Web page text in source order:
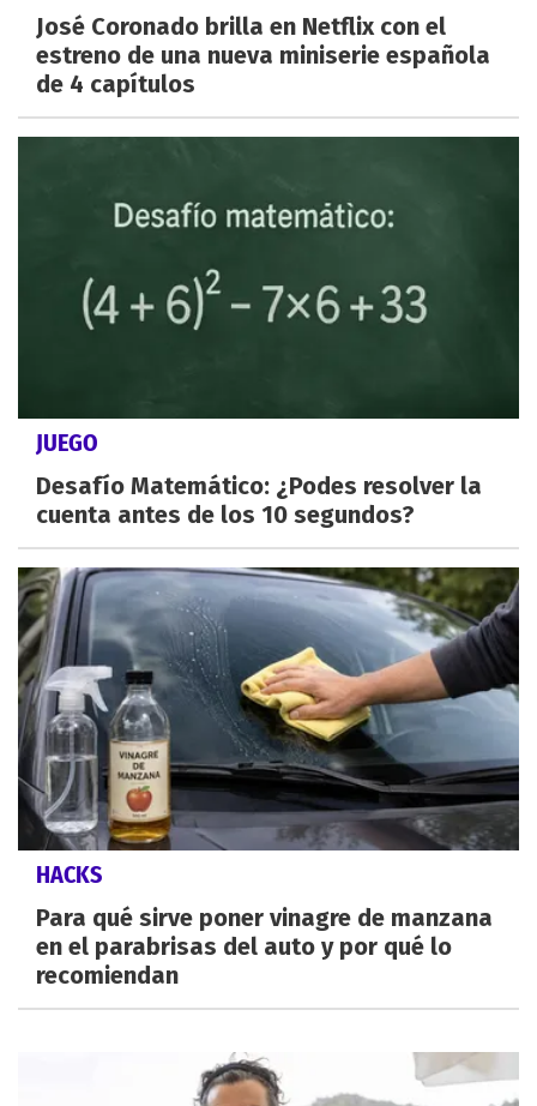
José Coronado brilla en Netflix con el
estreno de una nueva miniserie española
de 4 capítulos
JUEGO
Desafío Matemático: ¿Podes resolver la
cuenta antes de los 10 segundos?
HACKS
Para qué sirve poner vinagre de manzana
en el parabrisas del auto y por qué lo
recomiendan